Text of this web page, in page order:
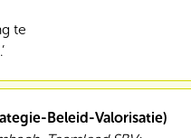
te
Beleid-Valorisatie)